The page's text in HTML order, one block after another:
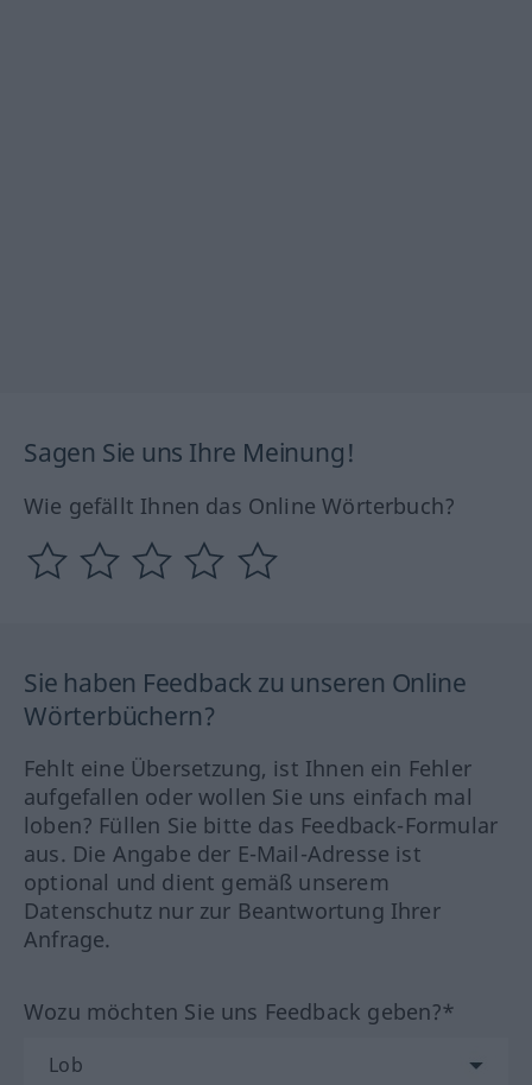
Sagen Sie uns Ihre Meinung!
Wie gefällt Ihnen das Online Wörterbuch?
Sie haben Feedback zu unseren Online
Wörterbüchern?
Fehlt eine Übersetzung, ist Ihnen ein Fehler
aufgefallen oder wollen Sie uns einfach mal
loben? Füllen Sie bitte das Feedback-Formular
aus. Die Angabe der E-Mail-Adresse ist
optional und dient gemäß unserem
Datenschutz nur zur Beantwortung Ihrer
Anfrage.
Wozu möchten Sie uns Feedback geben?*